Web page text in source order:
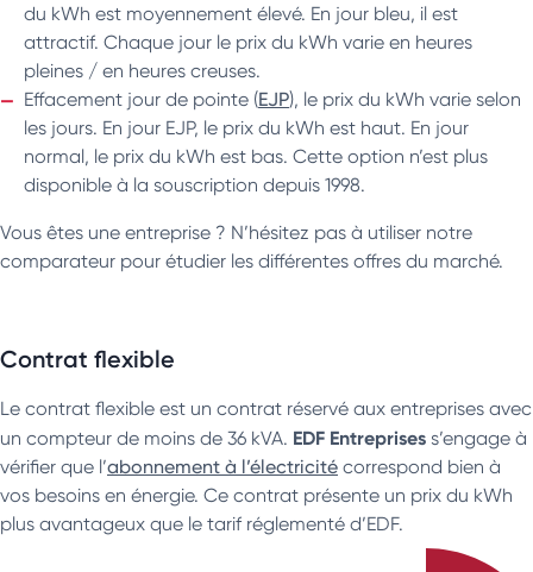
du kWh est moyennement élevé. En jour bleu, il est
attractif. Chaque jour le prix du kWh varie en heures
pleines / en heures creuses.
Effacement jour de pointe (EJP), le prix du kWh varie selon
les jours. En jour EJP, le prix du kWh est haut. En jour
normal, le prix du kWh est bas. Cette option n’est plus
disponible à la souscription depuis 1998.
Vous êtes une entreprise ? N’hésitez pas à utiliser notre
comparateur pour étudier les différentes offres du marché.
Contrat flexible
Le contrat flexible est un contrat réservé aux entreprises avec
un compteur de moins de 36 kVA. EDF Entreprises s’engage à
vérifier que l’abonnement à l’électricité correspond bien à
vos besoins en énergie. Ce contrat présente un prix du kWh
plus avantageux que le tarif réglementé d’EDF.